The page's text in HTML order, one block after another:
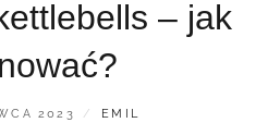
– jak
2023 BY
EMIL